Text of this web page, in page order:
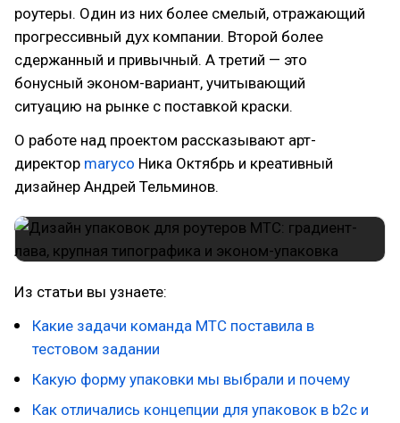
роутеры. Один из них более смелый, отражающий
прогрессивный дух компании. Второй более
сдержанный и привычный. А третий — это
бонусный эконом-вариант, учитывающий
ситуацию на рынке с поставкой краски.
О работе над проектом рассказывают арт-
директор maryco Ника Октябрь и креативный
дизайнер Андрей Тельминов.
Из статьи вы узнаете:
Какие задачи команда МТС поставила в
тестовом задании
Какую форму упаковки мы выбрали и почему
Как отличались концепции для упаковок в b2c и